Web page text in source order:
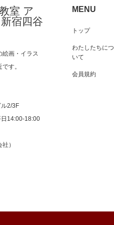
MENU
トップ
わたしたちにつ
いて
会員規約
室 ア
宿四谷
絵画・イラス
す。
2/3F
14:00-18:00
）